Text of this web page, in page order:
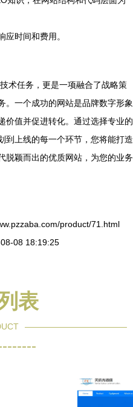
应时间和费用。
术任务，更是一项融合了战略策
。一个成功的网站是品牌数字形象
价值并促进转化。通过选择专业的
到上线的每一个环节，您将能打造
脱颖而出的优质网站，为您的业务
product/71.html
08 18:19:25
表